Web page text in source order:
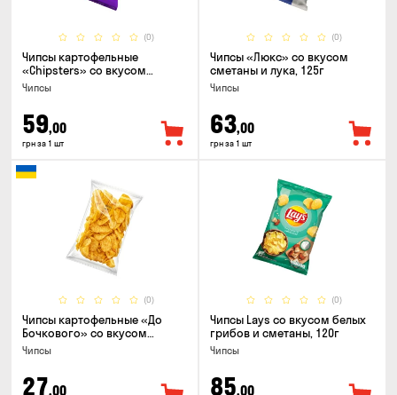
(0)
Чипсы картофельные
«Chipsters» со вкусом
острый удон, 100г
Чипсы
59,00
грн за 1 шт
(0)
Чипсы «Люкс» со вкусом
сметаны и лука, 125г
Чипсы
63,00
грн за 1 шт
(0)
Чипсы картофельные «До
Бочкового» со вкусом
сметаны с зеленью, 100г
Чипсы
27,00
(0)
Чипсы Lays со вкусом белых
грибов и сметаны, 120г
Чипсы
85,00